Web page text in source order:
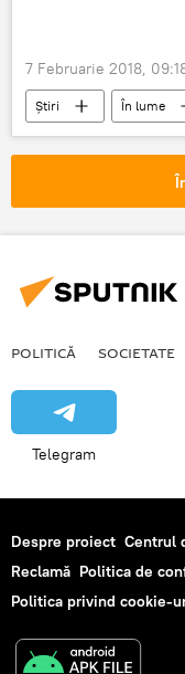
7 Februarie 2018,
Știri În lume
China
pasageri
zburator
POLITICĂ SOCIETATE
Telegram
Despre proiect Centrul
Reclamă Politica de
Politica privind cookie-